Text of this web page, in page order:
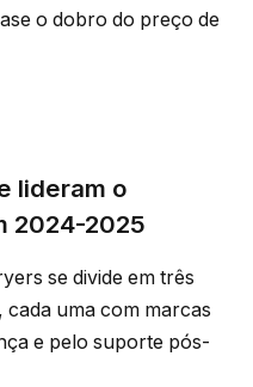
o dobro do preço de
lideram o
2024-2025
se divide em três
uma com marcas
e pelo suporte pós-